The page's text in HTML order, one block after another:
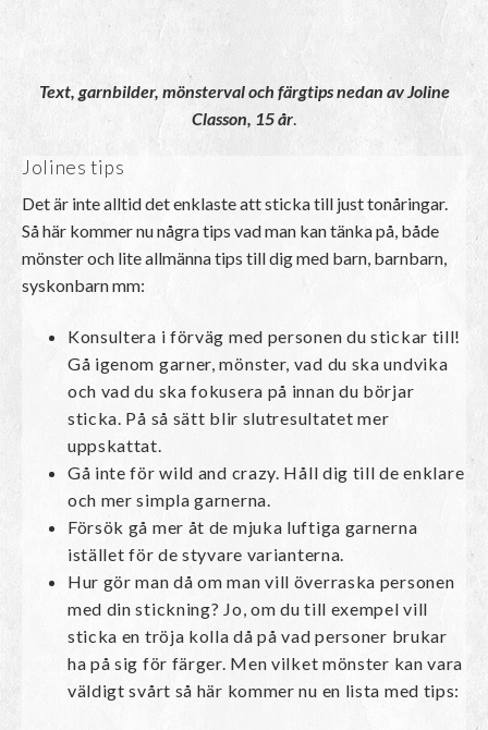
Text, garnbilder, mönsterval och färgtips nedan av Joline
Classon, 15 år
Jolines tips
Det är inte alltid det enklaste att sticka till just tonåringar.
Så här kommer nu några tips vad man kan tänka på, både
mönster och lite allmänna tips till dig med barn, barnbarn,
syskonbarn mm:
Konsultera i förväg med personen du stickar till!
Gå igenom garner, mönster, vad du ska undvika
och vad du ska fokusera på innan du börjar
sticka. På så sätt blir slutresultatet mer
uppskattat.
Gå inte för wild and crazy. Håll dig till de enklare
och mer simpla garnerna.
Försök gå mer åt de mjuka luftiga garnerna
istället för de styvare varianterna.
Hur gör man då om man vill överraska personen
med din stickning? Jo, om du till exempel vill
sticka en tröja kolla då på vad personer brukar
ha på sig för färger. Men vilket mönster kan vara
väldigt svårt så här kommer nu en lista med tips: